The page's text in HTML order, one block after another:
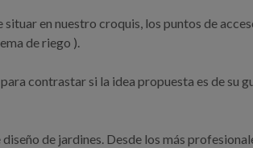
en nuestro croquis, los puntos de
de riego ).
contrastar si la idea propuesta es de su
de jardines. Desde los más